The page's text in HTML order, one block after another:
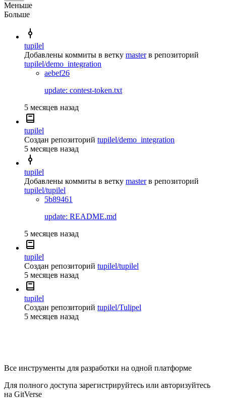
Меньше
Больше
tupilel
Добавлены коммиты в ветку master в репозиторий
tupilel/demo_integration
aebef26
update: contest-token.txt
5 месяцев назад
tupilel
Создан репозиторий tupilel/demo_integration
5 месяцев назад
tupilel
Добавлены коммиты в ветку master в репозиторий
tupilel/tupilel
5b89461
update: README.md
5 месяцев назад
tupilel
Создан репозиторий tupilel/tupilel
5 месяцев назад
tupilel
Создан репозиторий tupilel/Tulipel
5 месяцев назад
Все инструменты для разработки на одной платформе
Для полного доступа зарегистрируйтесь или авторизуйтесь
на GitVerse